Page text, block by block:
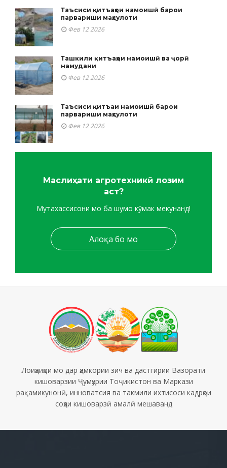
Таъсиси қитъаҳои намоишӣ барои
парвариши маҳсулоти
Фев 12 2026
Ташкили қитъаҳои намоишӣ ва ҷорӣ
намудани
Фев 12 2026
Таъсиси қитъаи намоишӣ барои
парвариши маҳсулоти
Фев 12 2026
Маслиҳати агротехникӣ лозим
аст?
Мутахассисони мо ба шумо кӯмак мекунанд!
Алоқа бо мо
Лоиҳаиҳои мо дар ҳамкории зич ва дастгирии Вазорати
кишоварзии Ҷумҳурии Тоҷикистон ва Маркази
рақамикунонӣ, инноватсия ва такмили ихтисоси кадрҳои
соҳаи кишоварзӣ амалӣ мешаванд